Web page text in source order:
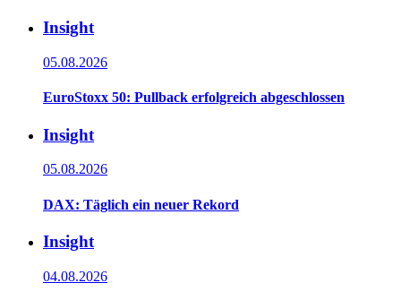
Insight
05.08.2026
EuroStoxx 50: Pullback erfolgreich abgeschlossen
Insight
05.08.2026
DAX: Täglich ein neuer Rekord
Insight
04.08.2026